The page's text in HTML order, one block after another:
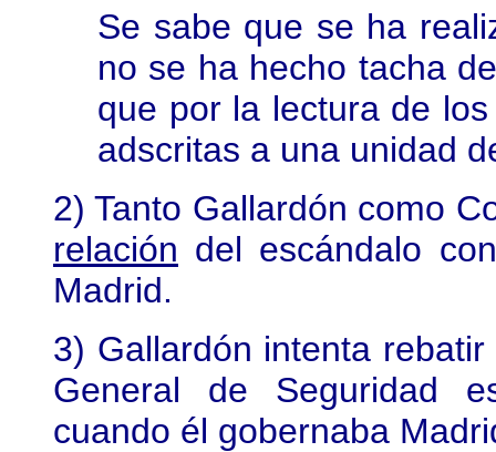
Se sabe que se ha
no se ha hecho tacha
que por la lectura de
adscritas a una unidad
2) Tanto Gallardón como
relación del escándalo
Madrid.
3) Gallardón intenta
General de Seguridad
cuando él gobernaba